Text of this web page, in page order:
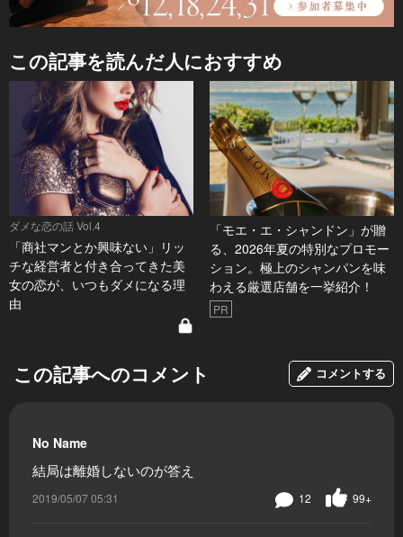
この記事を読んだ人におすすめ
ダメな恋の話 Vol.4
「商社マンとか興味ない」リッ
チな経営者と付き合ってきた美
女の恋が、いつもダメになる理
由
「モエ・エ・シャンドン」が贈
る、2026年夏の特別なプロモー
ション。極上のシャンパンを味
わえる厳選店舗を一挙紹介！
PR
この記事へのコメント コメントする
No Name
結局は離婚しないのが答え
2019/05/07 05:31 99+
12